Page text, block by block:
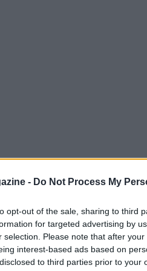
- Do Not Process My
opt-out of the sale, sharing to third
for targeted advertising by
selection. Please note that after
interest-based ads based on
to third parties prior to
che sfidano i limiti umani
A Vigo, quattro
il nuovo record
Rey, Martín Domínguez,
determinazione e la
quando si gioca per